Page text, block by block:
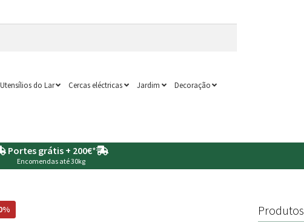
Utensílios do Lar Cercas eléctricas Jardim Decoração
Portes grátis + 200€*
Encomendas até 30kg
Produtos